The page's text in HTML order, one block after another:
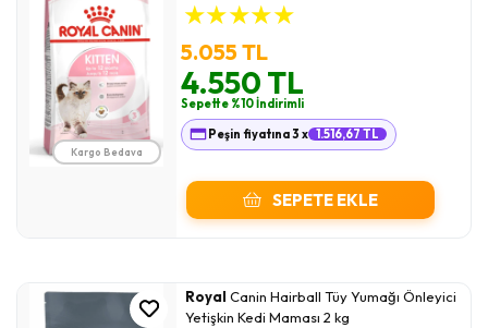
Kargo Bedava
★★★★★
5.055 TL
4.550 TL
Sepette %10 İndirimli
Peşin fiyatına 3 x 1.516,67 TL
SEPETE EKLE
Royal Canin Hairball Tüy Yumağı Önleyici
Yetişkin Kedi Maması 2 kg